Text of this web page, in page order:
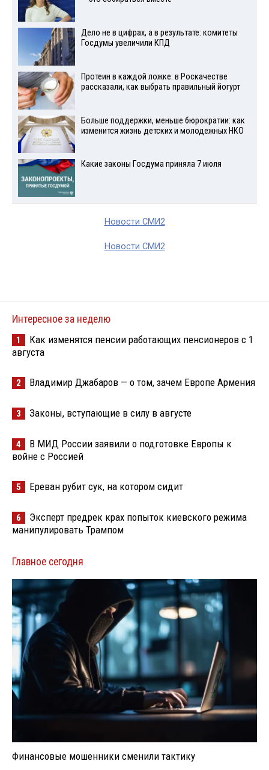
Дело не в цифрах, а в результате: комитеты
Госдумы увеличили КПД
Протеин в каждой ложке: в Роскачестве
рассказали, как выбрать правильный йогурт
Больше поддержки, меньше бюрократии: как
изменится жизнь детских и молодежных НКО
Какие законы Госдума приняла 7 июля
Новости СМИ2
Новости СМИ2
Интересное за неделю
1
Как изменятся пенсии работающих пенсионеров с 1
августа
2 Владимир Джабаров — о том, зачем Европе Армения
3 Законы, вступающие в силу в августе
4
В МИД России заявили о подготовке Европы к
войне с Россией
5 Ереван рубит сук, на котором сидит
6
Эксперт предрек крах попыток киевского режима
манипулировать Трампом
Главное сегодня
Финансовые мошенники сменили тактику